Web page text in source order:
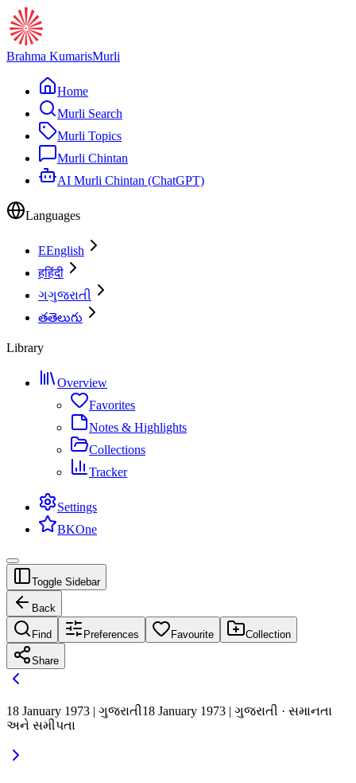
Brahma KumarisMurli
Home
Murli Search
Murli Topics
Murli Chintan
AI Murli Chintan (ChatGPT)
Languages
EEnglish
हहिंदी
ગગુજરાતી
తతెలుగు
Library
Overview
Favorites
Notes & Highlights
Collections
Tracker
Settings
BKOne
Toggle Sidebar
Back
Find Preferences Favourite Collection
Share
18 January 1973 | ગુજરાતી18 January 1973 | ગુજરાતી · સમાનતા
અને સમીપતા